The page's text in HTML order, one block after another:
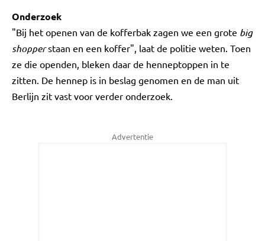
Onderzoek
"Bij het openen van de kofferbak zagen we een grote big
shopperstaan en een koffer", laat de politie weten. Toen
ze die openden, bleken daar de henneptoppen in te
zitten. De hennep is in beslag genomen en de man uit
Berlijn zit vast voor verder onderzoek.
Advertentie